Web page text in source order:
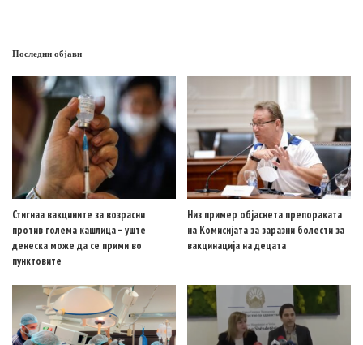
Последни објави
Стигнаа вакцините за возрасни
против голема кашлица – уште
денеска може да се прими во
пунктовите
Низ пример објаснета препораката
на Комисијата за заразни болести за
вакцинација на децата